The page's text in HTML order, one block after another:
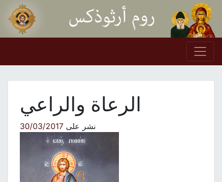
Skip to content
Main Navigation
الرعاة والراعي
نشر على30/03/2017